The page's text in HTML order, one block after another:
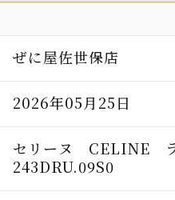
ぜに屋佐世保店
2026年05月25日
セリーヌ CELINE
243DRU.09S0